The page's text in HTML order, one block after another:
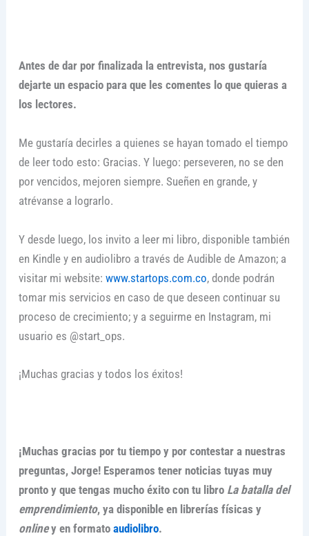
Antes de dar por finalizada la entrevista, nos gustaría
dejarte un espacio para que les comentes lo que quieras a
los lectores.
Me gustaría decirles a quienes se hayan tomado el tiempo
de leer todo esto: Gracias. Y luego: perseveren, no se den
por vencidos, mejoren siempre. Sueñen en grande, y
atrévanse a lograrlo.
Y desde luego, los invito a leer mi libro, disponible también
en Kindle y en audiolibro a través de Audible de Amazon; a
visitar mi website: www.startops.com.co, donde podrán
tomar mis servicios en caso de que deseen continuar su
proceso de crecimiento; y a seguirme en Instagram, mi
usuario es @start_ops.
¡Muchas gracias y todos los éxitos!
¡Muchas gracias por tu tiempo y por contestar a nuestras
preguntas, Jorge! Esperamos tener noticias tuyas muy
pronto y que tengas mucho éxito con tu libro La batalla del
emprendimiento, ya disponible en librerías físicas y
onliney en formato audiolibro.